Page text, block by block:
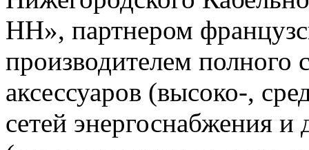
НН», партнером
производителем полного
аксессуаров (высоко-,
сетей энергоснабжения